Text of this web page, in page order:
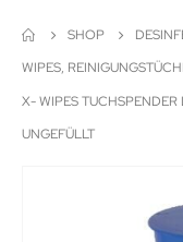
SHOP
WIPES,
X- WIPES TUCHSPENDER
UNGEFÜLLT